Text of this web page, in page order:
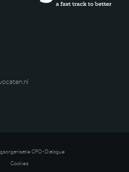
CPO-Dialogue
Cookies